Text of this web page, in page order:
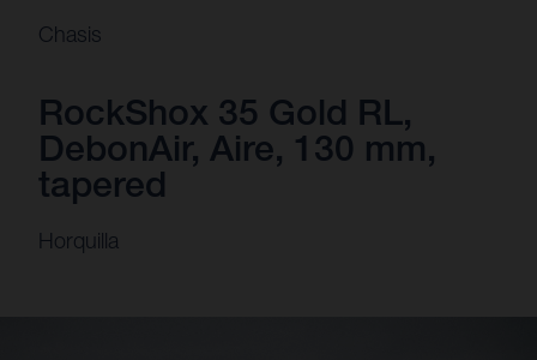
Chasis
RockShox 35 Gold RL,
DebonAir, Aire, 130 mm,
tapered
Horquilla